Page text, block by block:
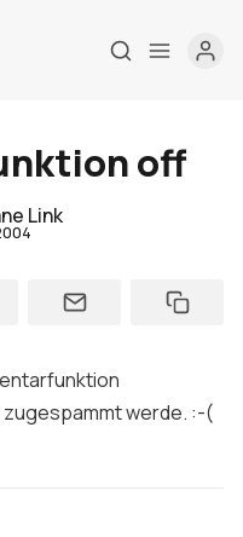
off
Link
zugespammt werde. :-(